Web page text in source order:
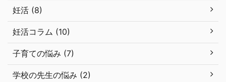
妊活 (8)
妊活コラム (10)
子育ての悩み (7)
学校の先生の悩み (2)